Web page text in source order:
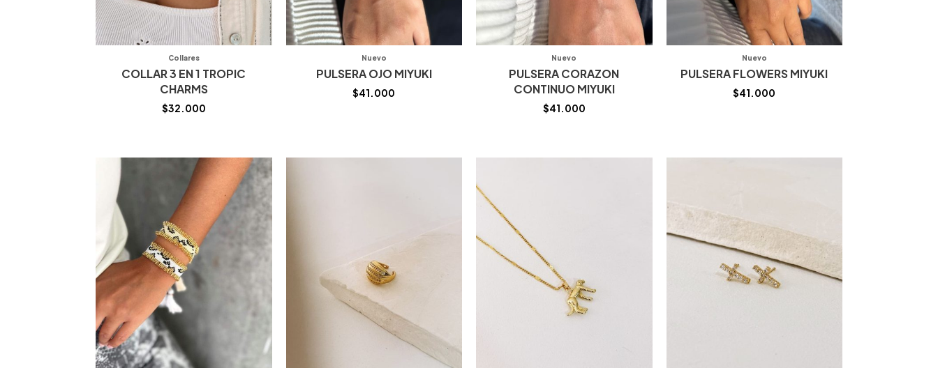
Collares
COLLAR 3 EN 1 TROPIC
CHARMS
$32.000
Nuevo
PULSERA OJO MIYUKI
$41.000
Nuevo
PULSERA CORAZON
CONTINUO MIYUKI
$41.000
Nuevo
PULSERA FLOWERS MIYUKI
$41.000